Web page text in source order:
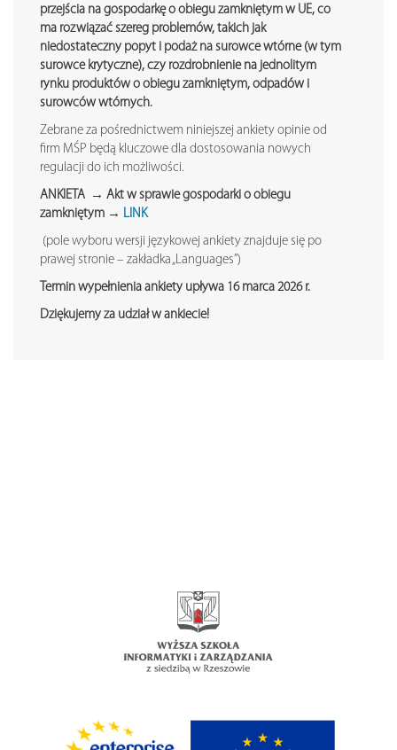
przejścia na gospodarkę o obiegu zamkniętym w UE, co
ma rozwiązać szereg problemów, takich jak
niedostateczny popyt i podaż na surowce wtórne (w tym
surowce krytyczne), czy rozdrobnienie na jednolitym
rynku produktów o obiegu zamkniętym, odpadów i
surowców wtórnych.
Zebrane za pośrednictwem niniejszej ankiety opinie od
firm MŚP będą kluczowe dla dostosowania nowych
regulacji do ich możliwości.
ANKIETA → Akt w sprawie gospodarki o obiegu
zamkniętym → LINK
(pole wyboru wersji językowej ankiety znajduje się po
prawej stronie – zakładka „Languages”)
Termin wypełnienia ankiety upływa 16 marca 2026 r.
Dziękujemy za udział w ankiecie!